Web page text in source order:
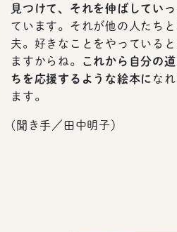
見つけて、それを伸ばしてい
ています。それが他の人たち
夫。好きなことをやっている
ますからね。
これから自分の
ちを応援するような絵本に な
ます。
(聞き手／田中明子）